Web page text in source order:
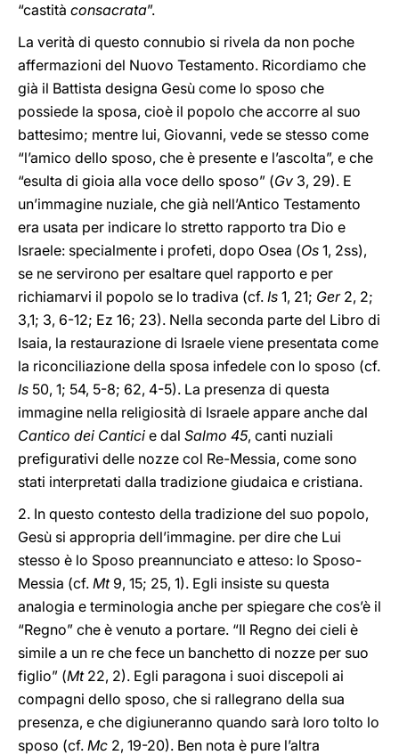
“castità consacrata”.
La verità di questo connubio si rivela da non poche
affermazioni del Nuovo Testamento. Ricordiamo che
già il Battista designa Gesù come lo sposo che
possiede la sposa, cioè il popolo che accorre al suo
battesimo; mentre lui, Giovanni, vede se stesso come
“l’amico dello sposo, che è presente e l’ascolta”, e che
“esulta di gioia alla voce dello sposo” (Gv 3, 29). E
un’immagine nuziale, che già nell’Antico Testamento
era usata per indicare lo stretto rapporto tra Dio e
Israele: specialmente i profeti, dopo Osea (Os 1, 2ss),
se ne servirono per esaltare quel rapporto e per
richiamarvi il popolo se lo tradiva (cf. Is 1, 21; Ger2, 2;
3,1; 3, 6-12; Ez 16; 23). Nella seconda parte del Libro di
Isaia, la restaurazione di Israele viene presentata come
la riconciliazione della sposa infedele con lo sposo (cf.
Is 50, 1; 54, 5-8; 62, 4-5). La presenza di questa
immagine nella religiosità di Israele appare anche dal
Cantico dei Cantici e dal Salmo 45, canti nuziali
prefigurativi delle nozze col Re-Messia, come sono
stati interpretati dalla tradizione giudaica e cristiana.
2. In questo contesto della tradizione del suo popolo,
Gesù si appropria dell’immagine. per dire che Lui
stesso è lo Sposo preannunciato e atteso: lo Sposo-
Messia (cf. Mt9, 15; 25, 1). Egli insiste su questa
analogia e terminologia anche per spiegare che cos’è il
“Regno” che è venuto a portare. “Il Regno dei cieli è
simile a un re che fece un banchetto di nozze per suo
figlio” (Mt22, 2). Egli paragona i suoi discepoli ai
compagni dello sposo, che si rallegrano della sua
presenza, e che digiuneranno quando sarà loro tolto lo
sposo (cf. Mc 2, 19-20). Ben nota è pure l’altra